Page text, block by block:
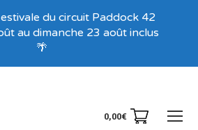
0,00€
offres exclusives !
du circuit Paddock 42
au dimanche 23 août inclus
🌴